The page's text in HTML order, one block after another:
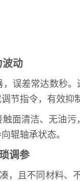
波动
误差常达数秒
节指令，有效抑
面清洁、无油
辊轴承状态。
调参
，且不同材料、